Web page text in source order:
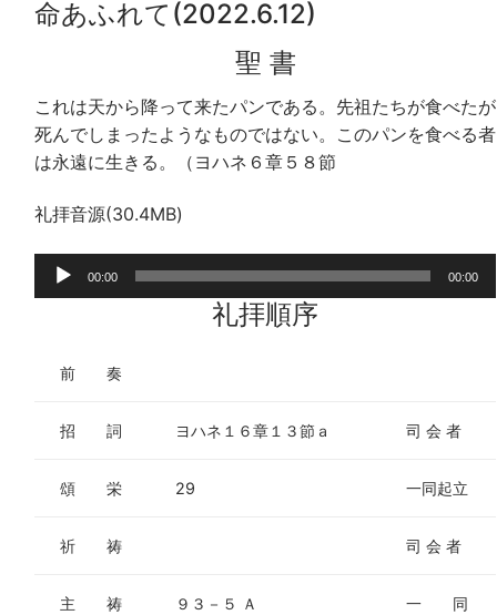
命あふれて(2022.6.12)
聖 書
これは天から降って来たパンである。先祖たちが食べたが
死んでしまったようなものではない。このパンを食べる者
は永遠に生きる。（ヨハネ６章５８節
礼拝音源(30.4MB)
声
00:00 00:00
礼拝順序
前 奏
招 詞 ヨハネ１６章１３節ａ 司 会 者
頌 栄 29 一同起立
祈 祷 司 会 者
主 祷 ９３－５ Ａ 一 同